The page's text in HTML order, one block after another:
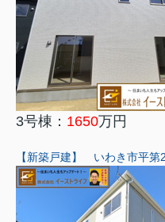
3号棟： 1650万円
【新築戸建】 いわき市平第